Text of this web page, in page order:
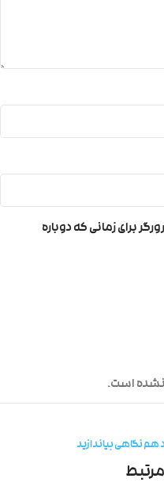
نشده است.
برای زمانی که دوباره
هم نگاهی بیاندازید